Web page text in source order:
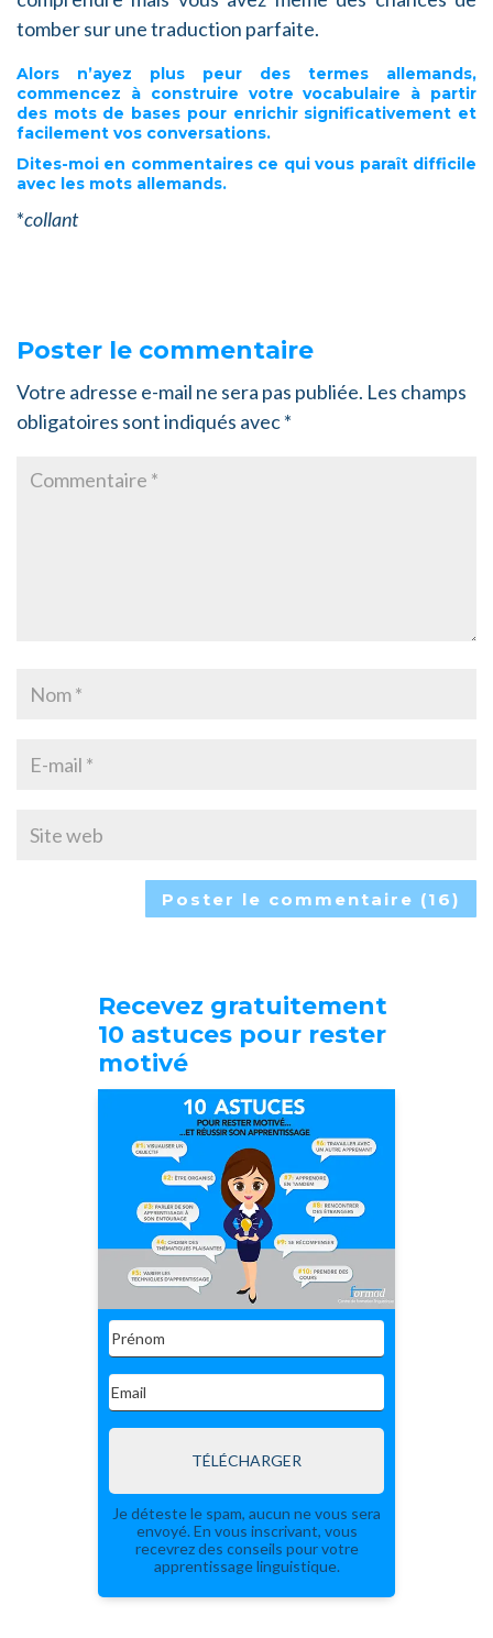
tomber sur une traduction parfaite.
Alors n’ayez plus peur des termes allemands,
commencez à construire votre vocabulaire à partir
des mots de bases pour enrichir significativement et
facilement vos conversations.
Dites-moi en commentaires ce qui vous paraît difficile
avec les mots allemands.
*collant
Poster le commentaire
Votre adresse e-mail ne sera pas publiée. Les champs
obligatoires sont indiqués avec*
Recevez gratuitement
10 astuces pour rester
motivé
TÉLÉCHARGER
Je déteste le spam, aucun ne vous sera
envoyé. En vous inscrivant, vous
recevrez des conseils pour votre
apprentissage linguistique.